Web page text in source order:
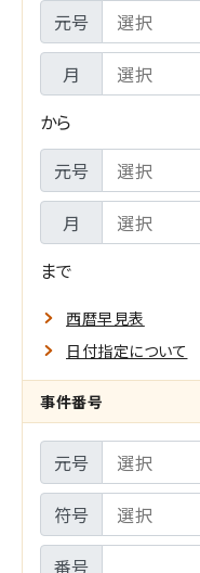
判
年
月
日
-
検
索
範
囲
指
定
の
設
定
期
間
F
R
O
元号
月
から
期
間
T
O
元号
月
まで
西暦早見表
日付指定について
メ
イ
ン
サ
事件番号
元号
符号
番号